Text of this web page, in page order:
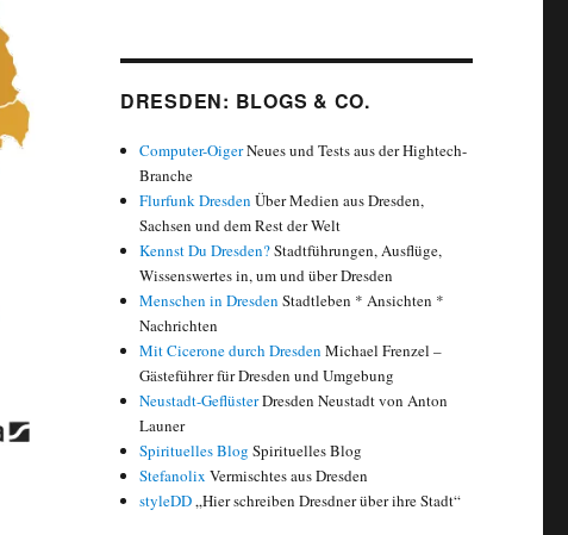
DRESDEN: BLOGS & CO.
Computer-OigerNeues und Tests aus der Hightech-
Branche
Flurfunk Dresden Über Medien aus Dresden,
Sachsen und dem Rest der Welt
Kennst Du Dresden?Stadtführungen, Ausflüge,
Wissenswertes in, um und über Dresden
Menschen in Dresden Stadtleben * Ansichten *
Nachrichten
Mit Cicerone durch Dresden Michael Frenzel –
Gästeführer für Dresden und Umgebung
Neustadt-GeflüsterDresden Neustadt von Anton
Launer
Spirituelles Blog Spirituelles Blog
Stefanolix Vermischtes aus Dresden
styleDD„Hier schreiben Dresdner über ihre Stadt“